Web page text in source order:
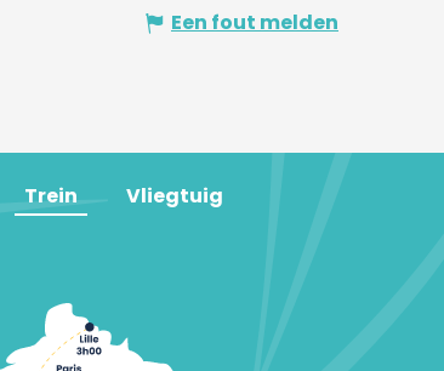
Een fout melden
Trein Vliegtuig